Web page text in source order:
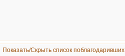
Показать/Скрыть список поблагодаривших